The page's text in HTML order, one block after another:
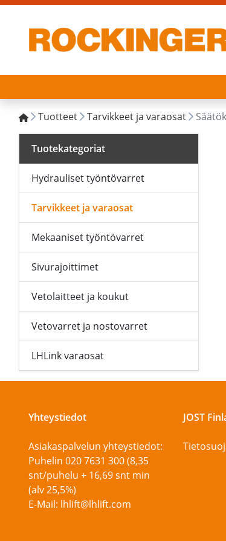
Tuotteet Tarvikkeet ja varaosat
Tuotekategoriat
Hydrauliset työntövarret
Tarvikkeet ja varaosat
Mekaaniset työntövarret
Sivurajoittimet
Vetolaitteet ja koukut
Vetovarret ja nostovarret
LHLink varaosat
Yhteystiedot
Asiakaspalvelun yhteystiedot:
Puhelin 020 7631 300 (8,35
snt/puhelu + 16,69 snt min
(alv 25,5%)
E-Mail: lhlift@lhlift.com
JOST